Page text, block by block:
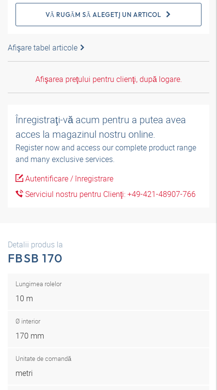
VĂ RUGĂM SĂ ALEGEŢI UN ARTICOL
Afişare tabel articole
Afişarea preţului pentru clienţi, după logare.
Înregistraţi-vă acum pentru a putea avea
acces la magazinul nostru online.
Register now and access our complete product range
and many exclusive services.
Autentificare / înregistrare
Serviciul nostru pentru Clienţi: +49-421-48907-766
Detalii produs la
FBSB 170
Lungimea rolelor
10 m
Ø interior
170 mm
Unitate de comandă
metri